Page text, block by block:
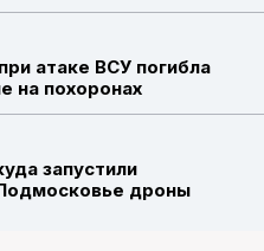
атаке ВСУ погибла
на похоронах
запустили
дроны